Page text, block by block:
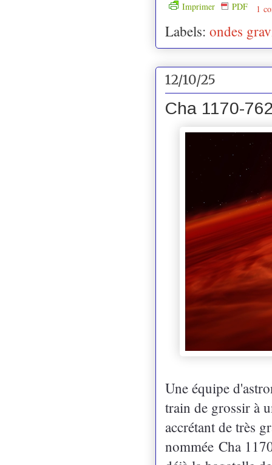
Imprimer PDF 1
Labels: ondes
12/10/25
Cha 1170-
Une équipe
train de grossir à
accrétant de très
nommée Cha